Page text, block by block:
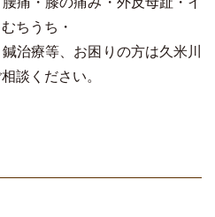
ちうち・
治療等、お困りの方は久米川
談ください。